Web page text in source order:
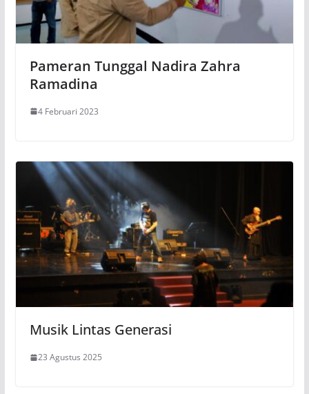
Pameran Tunggal Nadira Zahra
Ramadina
4 Februari 2023
Musik Lintas Generasi
23 Agustus 2025